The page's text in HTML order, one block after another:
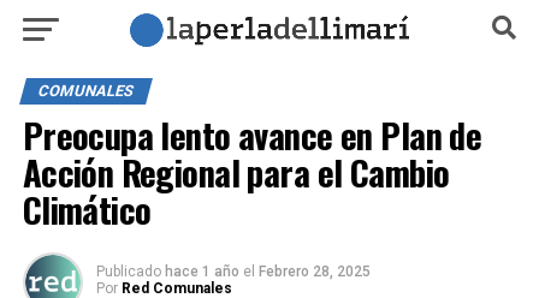
COMUNALES
Preocupa lento avance en Plan de
Acción Regional para el Cambio
Climático
Publicado hace 1 año el Febrero 28, 2025
Por Red Comunales